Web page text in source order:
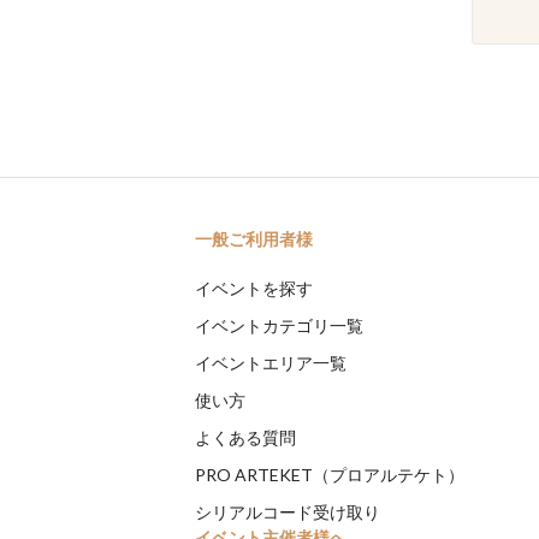
一般ご利用者様
イベントを探す
イベントカテゴリ一覧
イベントエリア一覧
使い方
よくある質問
PRO ARTEKET（プロアルテケト）
シリアルコード受け取り